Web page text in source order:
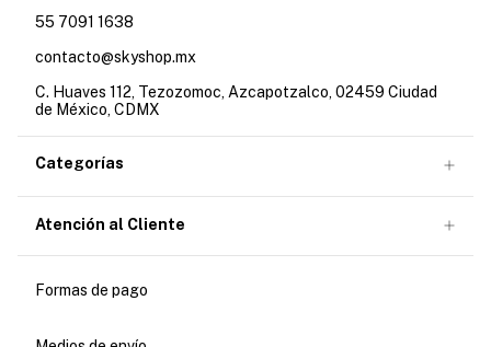
55 7091 1638
contacto@skyshop.mx
C. Huaves 112, Tezozomoc, Azcapotzalco, 02459 Ciudad
de México, CDMX
Categorías
Atención al Cliente
Formas de pago